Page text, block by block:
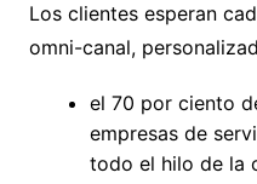
Los clientes esperan
omni-canal,
el 70 por ciento
empresas de
todo el hilo de la